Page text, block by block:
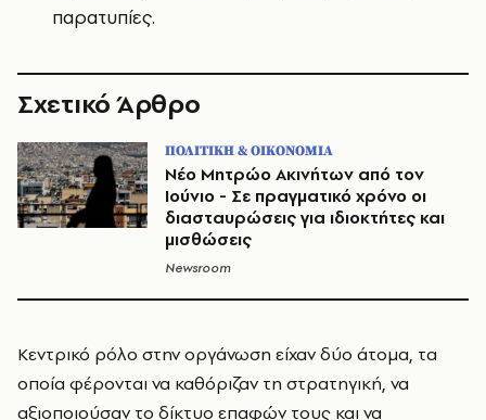
παρατυπίες.
Σχετικό Άρθρο
ΠΟΛΙΤΙΚΗ & ΟΙΚΟΝΟΜΙΑ
Νέο Μητρώο Ακινήτων από τον
Ιούνιο - Σε πραγματικό χρόνο οι
διασταυρώσεις για ιδιοκτήτες και
μισθώσεις
Newsroom
Κεντρικό ρόλο στην οργάνωση είχαν δύο άτομα, τα
οποία φέρονται να καθόριζαν τη στρατηγική, να
αξιοποιούσαν το δίκτυο επαφών τους και να